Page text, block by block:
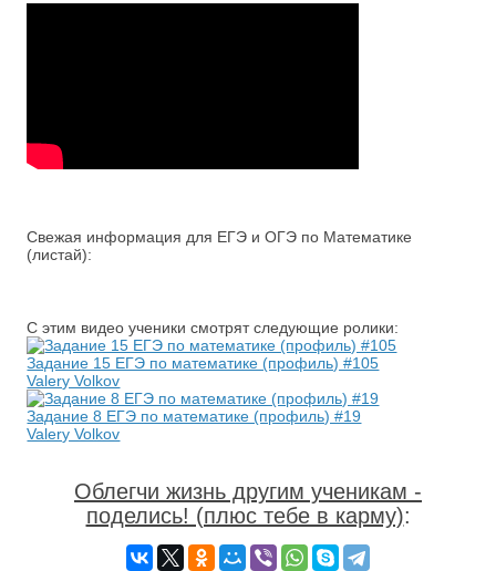
Свежая информация для ЕГЭ и ОГЭ по Математике
(листай):
С этим видео ученики смотрят следующие ролики:
Задание 15 ЕГЭ по математике (профиль) #105
Valery Volkov
Задание 8 ЕГЭ по математике (профиль) #19
Valery Volkov
Облегчи жизнь другим ученикам -
поделись! (плюс тебе в карму):